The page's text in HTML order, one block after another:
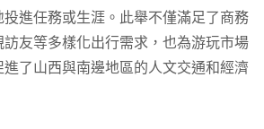
進任務或生涯。此舉不僅滿足了商務
訪友等多樣化出行需求，也為游玩市場
了山西與南邊地區的人文交通和經濟